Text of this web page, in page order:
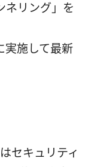
ネリング」を
実施して最新
セキュリティ